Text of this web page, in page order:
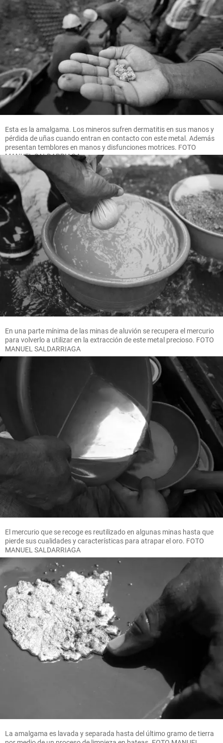
Esta es la amalgama. Los mineros sufren dermatitis en sus manos y
pérdida de uñas cuando entran en contacto con este metal. Además
presentan temblores en manos y disfunciones motrices. FOTO
MANUEL SALDARRIAGA
En una parte mínima de las minas de aluvión se recupera el mercurio
para volverlo a utilizar en la extracción de este metal precioso. FOTO
MANUEL SALDARRIAGA
El mercurio que se recoge es reutilizado en algunas minas hasta que
pierde sus cualidades y características para atrapar el oro. FOTO
MANUEL SALDARRIAGA
La amalgama es lavada y separada hasta del último gramo de tierra